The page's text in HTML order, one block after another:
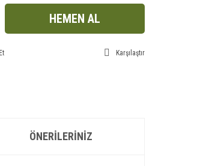
HEMEN AL
Karşılaştır
ÖNERILERINIZ